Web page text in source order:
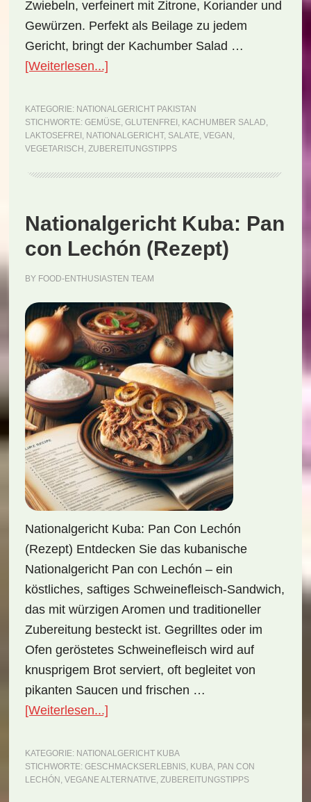
Zwiebeln, verfeinert mit Zitrone, Koriander und
Gewürzen. Perfekt als Beilage zu jedem
Gericht, bringt der Kachumber Salad …
[Weiterlesen...]ÜberNationalgericht
Kachumber
Salad
(Rezept)
KATEGORIE: NATIONALGERICHT PAKISTAN
STICHWORTE: GEMÜSE, GLUTENFREI , KACHUMBER SALAD,
LAKTOSEFREI , NATIONALGERICHT, SALATE, VEGAN ,
VEGETARISCH , ZUBEREITUNGSTIPPS
Nationalgericht Kuba: Pan
con Lechón (Rezept)
BY FOOD-ENTHUSIASTEN TEAM
Nationalgericht Kuba: Pan Con Lechón
(Rezept) Entdecken Sie das kubanische
Nationalgericht Pan con Lechón – ein
köstliches, saftiges Schweinefleisch-Sandwich,
das mit würzigen Aromen und traditioneller
Zubereitung besteckt ist. Gegrilltes oder im
Ofen geröstetes Schweinefleisch wird auf
knusprigem Brot serviert, oft begleitet von
pikanten Saucen und frischen …
[Weiterlesen...]ÜberNationalgericht
Pan
con
KATEGORIE: NATIONALGERICHT KUBA
STICHWORTE: GESCHMACKSERLEBNIS, KUBA, PAN CON
LECHÓN , VEGANE ALTERNATIVE, ZUBEREITUNGSTIPPS